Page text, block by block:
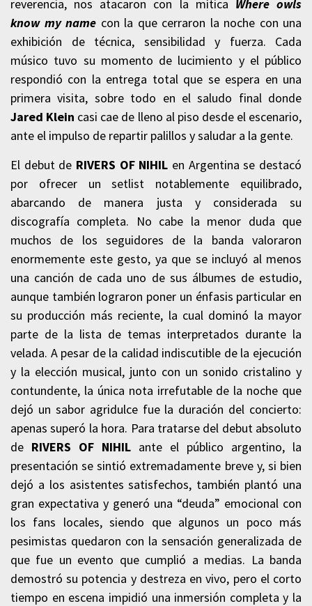
reverencia, nos atacaron con la mítica Where owls
know my name con la que cerraron la noche con una
exhibición de técnica, sensibilidad y fuerza. Cada
músico tuvo su momento de lucimiento y el público
respondió con la entrega total que se espera en una
primera visita, sobre todo en el saludo final donde
Jared Klein casi cae de lleno al piso desde el escenario,
ante el impulso de repartir palillos y saludar a la gente.
El debut de RIVERS OF NIHIL en Argentina se destacó
por ofrecer un setlist notablemente equilibrado,
abarcando de manera justa y considerada su
discografía completa. No cabe la menor duda que
muchos de los seguidores de la banda valoraron
enormemente este gesto, ya que se incluyó al menos
una canción de cada uno de sus álbumes de estudio,
aunque también lograron poner un énfasis particular en
su producción más reciente, la cual dominó la mayor
parte de la lista de temas interpretados durante la
velada. A pesar de la calidad indiscutible de la ejecución
y la elección musical, junto con un sonido cristalino y
contundente, la única nota irrefutable de la noche que
dejó un sabor agridulce fue la duración del concierto:
apenas superó la hora. Para tratarse del debut absoluto
de RIVERS OF NIHIL ante el público argentino, la
presentación se sintió extremadamente breve y, si bien
dejó a los asistentes satisfechos, también plantó una
gran expectativa y generó una “deuda” emocional con
los fans locales, siendo que algunos un poco más
pesimistas quedaron con la sensación generalizada de
que fue un evento que cumplió a medias. La banda
demostró su potencia y destreza en vivo, pero el corto
tiempo en escena impidió una inmersión completa y la